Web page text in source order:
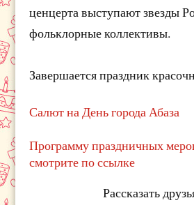
ценцерта выступают звезды
фольклорные коллективы.
Завершается праздник
Салют на День города Абаза
Программу праздничных
смотрите по ссылке
Рассказать